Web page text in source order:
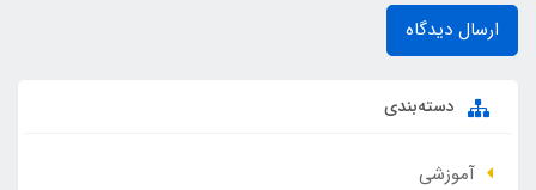
ارسال دیدگاه
دسته‌بندی
آموزشی